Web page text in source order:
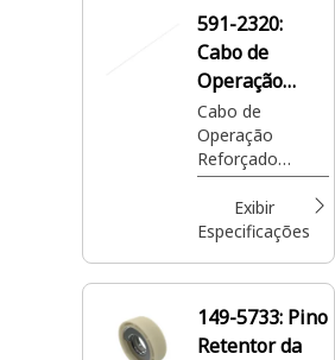
ponta prendem
os dentes da
caçamba ao
lábio para evitar
o deslocamento
durante a
escavação.
591-2320:
Cabo de
Operação
Reforçado
(Guincho)
Cabo de
Operação
Reforçado
(Guincho) Cat®,
105,3 m (345,6
pés)
Exibir
Especificações
149-5733: Pino
Retentor da